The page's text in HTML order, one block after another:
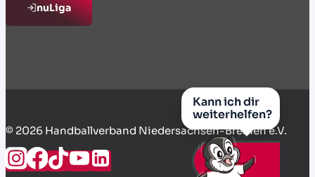
nuLiga
© 2026 Handballverband Niedersachsen-Bremen e.V.
Kann ich dir
weiterhelfen?